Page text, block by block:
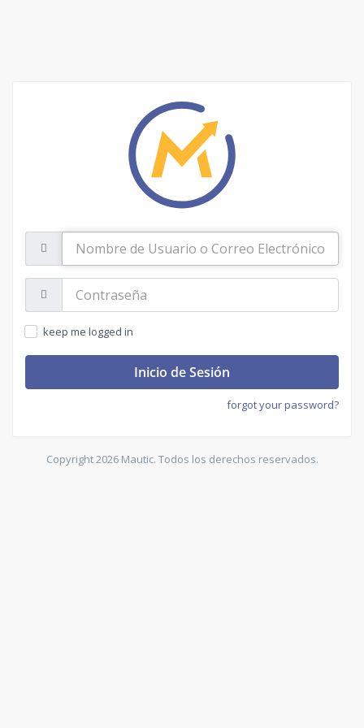
Usuario
o
Correo
Electrónico
keep me logged in
Inicio de Sesión
forgot your password?
Copyright 2026 Mautic. Todos los derechos reservados.